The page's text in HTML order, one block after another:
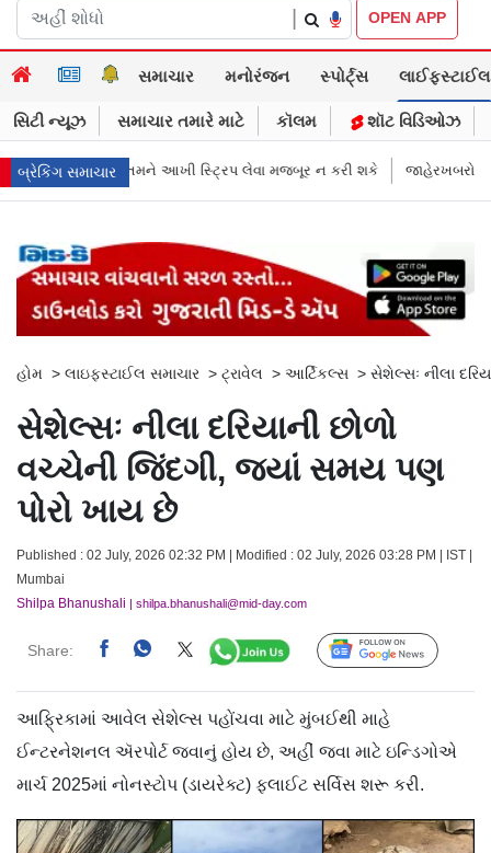
OPEN APP
સમાચાર મનોરંજન સ્પોર્ટ્સ લાઈફસ્ટાઈલ
સિટી ન્યૂઝ સમાચાર તમારે માટે કૉલમ શૉટ વિડિઓઝ
બ્રેકિંગ સમાચાર
સ્ટ્રિપ લેવા મજબૂર ન કરી શકે જાહેરખબરોથી લોકોને મિસગાઇડ
હોમ > લાઇફસ્ટાઈલ સમાચાર > ટ્રાવેલ > આર્ટિકલ્સ > સેશેલ્સઃ નીલા
સેશેલ્સઃ નીલા દરિયાની છોળો
વચ્ચેની જિંદગી, જ્યાં સમય પણ
પોરો ખાય છે
Published : 02 July, 2026 02:32 PM | Modified : 02 July, 2026 03:28 PM | IST |
Mumbai
Shilpa Bhanushali | shilpa.bhanushali@mid-day.com
Share: Follow Us
આફ્રિકામાં આવેલ સેશેલ્સ પહોંચવા માટે મુંબઈથી માહે
ઈન્ટરનેશનલ ઍરપોર્ટ જવાનું હોય છે, અહીં જવા માટે ઇન્ડિગોએ
માર્ચ 2025માં નોનસ્ટોપ (ડાયરેક્ટ) ફ્લાઈટ સર્વિસ શરૂ કરી.